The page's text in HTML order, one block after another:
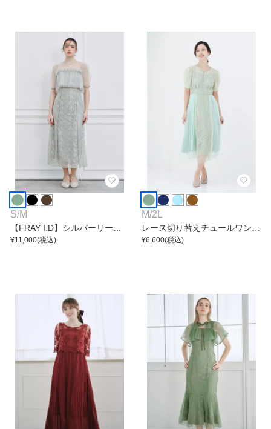
S/M
【FRAY I.D】シルバーリーフ
レースレイヤードワンピース
¥11,000(税込)
M/2L
レース切り替えチュールワンピ
ース
¥6,600(税込)